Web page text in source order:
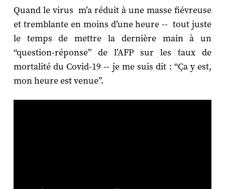
Quand le virus m’a réduit à une masse fiévreuse
et tremblante en moins d’une heure -- tout juste
le temps de mettre la dernière main à un
“question-réponse” de l’AFP sur les taux de
mortalité du Covid-19 -- je me suis dit : “Ça y est,
mon heure est venue”.